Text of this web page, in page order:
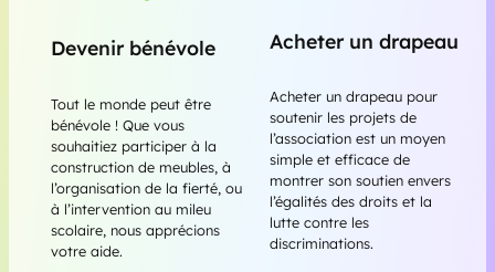
Devenir bénévole
Tout le monde peut être
bénévole ! Que vous
souhaitiez participer à la
construction de meubles, à
l’organisation de la fierté, ou
à l’intervention au mileu
scolaire, nous apprécions
votre aide.
Acheter un drapeau
Acheter un drapeau pour
soutenir les projets de
l’association est un moyen
simple et efficace de
montrer son soutien envers
l’égalités des droits et la
lutte contre les
discriminations.